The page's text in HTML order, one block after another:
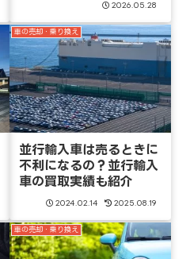
2026.05.28
車の売却・乗り換え
並行輸入車は売るときに
不利になるの？並行輸入
車の買取実績も紹介
2024.02.14 2025.08.19
車の売却・乗り換え